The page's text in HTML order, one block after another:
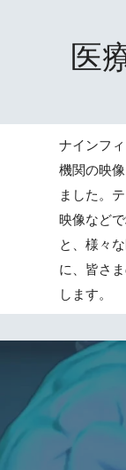
医
ナインフ
機関の映
ました。
映像など
と、様々
に、皆さ
します。